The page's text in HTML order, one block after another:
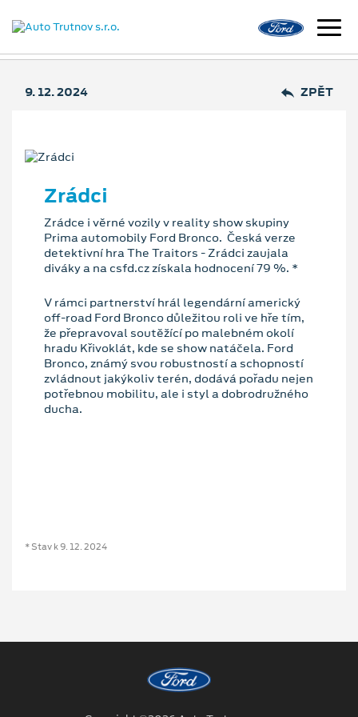
9. 12. 2024 ZPĚT
Zrádci
Zrádce i věrné vozily v reality show skupiny
Prima automobily Ford Bronco. Česká verze
detektivní hra The Traitors - Zrádci zaujala
diváky a na csfd.cz získala hodnocení 79 %. *
V rámci partnerství hrál legendární americký
off-road Ford Bronco důležitou roli ve hře tím,
že přepravoval soutěžící po malebném okolí
hradu Křivoklát, kde se show natáčela. Ford
Bronco, známý svou robustností a schopností
zvládnout jakýkoliv terén, dodává pořadu nejen
potřebnou mobilitu, ale i styl a dobrodružného
ducha.
* Stav k 9. 12. 2024